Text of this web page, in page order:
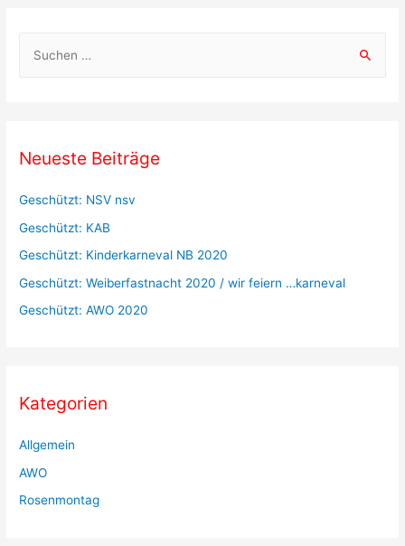
n
:
Neueste Beiträge
Geschützt: NSV nsv
Geschützt: KAB
Geschützt: Kinderkarneval NB 2020
Geschützt: Weiberfastnacht 2020 / wir feiern …karneval
Geschützt: AWO 2020
Kategorien
Allgemein
AWO
Rosenmontag